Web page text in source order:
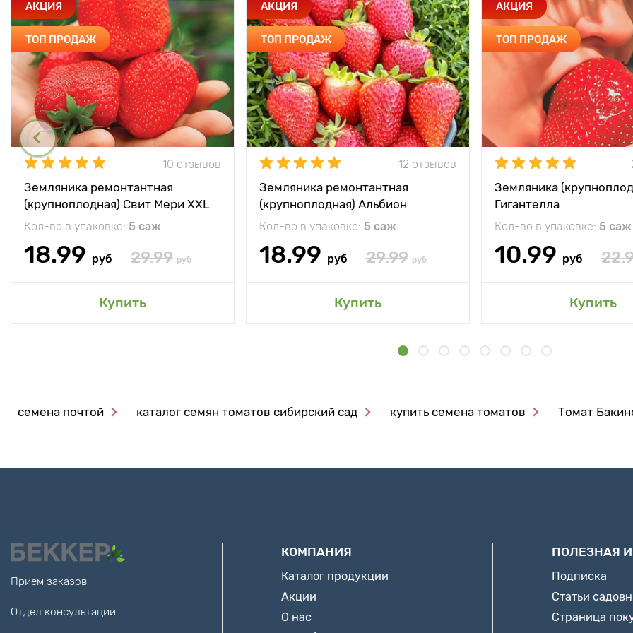
АКЦИЯ
ТОП ПРОДАЖ
10 отзывов
Земляника ремонтантная
(крупноплодная) Свит Мери XXL
Кол-во в упаковке: 5 саж
18.99 руб 29.99 руб
Купить
АКЦИЯ
ТОП ПРОДАЖ
12 отзывов
Земляника ремонтантная
(крупноплодная) Альбион
Кол-во в упаковке: 5 саж
18.99 руб 29.99 руб
Купить
АКЦИЯ
ТОП ПРОДАЖ
Земляника
Гигантелла
Кол-во в упаковке: 5 саж
10.99 руб
Купить
семена почтой каталог семян томатов сибирский сад купить семена томатов Томат
Прием заказов
Отдел консультации
КОМПАНИЯ
Каталог продукции
Акции
О нас
ПОЛЕЗНАЯ
Подписка
Статьи
Страница